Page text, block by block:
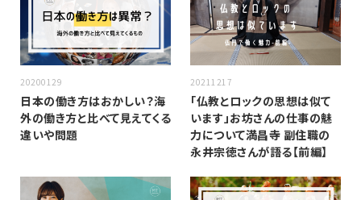
20200129
日本の働き方はおかしい？海
外の働き方と比べて見えてくる
違いや問題
20211217
「仏教とロックの思想は似て
います」お坊さんの仕事の魅
力について満昌寺 副住職の
永井宗徳さんが語る【前編】